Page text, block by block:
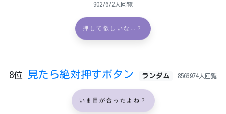
9027672人回覧
押して欲しいな…？
8位 見たら絶対押すボタン ランダム 8563974人回覧
いま目が合ったよね？